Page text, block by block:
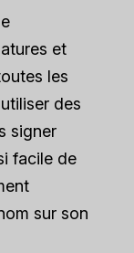
et
les
des
signer
facile de
sur son